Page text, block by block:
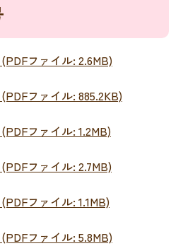
ファイル: 2.6MB)
ファイル: 885.2KB)
ファイル: 1.2MB)
ファイル: 2.7MB)
ファイル: 1.1MB)
ファイル: 5.8MB)